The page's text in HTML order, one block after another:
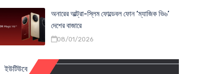
অনারের আল্ট্রা-স্লিম ফোল্ডেবল ফোন ‘ম্যাজিক ভি৬’
দেশের বাজারে
08/01/2026
ইউটিউবে